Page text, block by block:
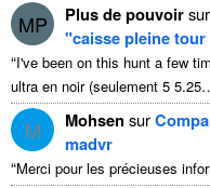
MP Plus de pouvoirsur
"caisse pleine tour
“I've been on this hunt a few
ultra en noir (seulement 5
M Mohsen sur
madvr
“Merci pour les précieuses